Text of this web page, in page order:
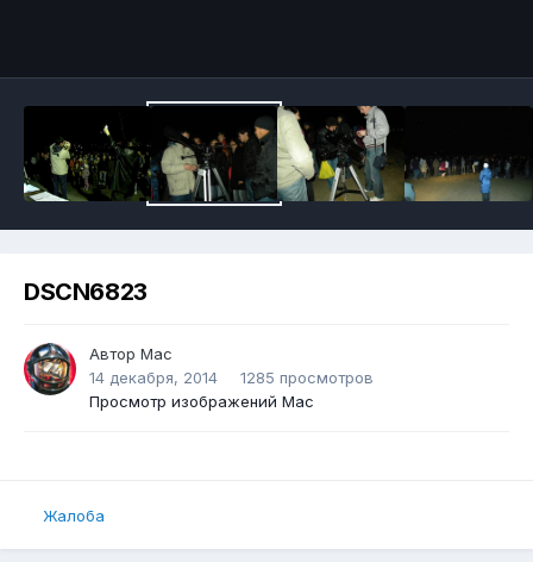
DSCN6823
Автор Mac
14 декабря, 2014
1285 просмотров
Просмотр изображений Mac
Жалоба